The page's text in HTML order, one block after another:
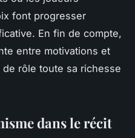
font progresser
En fin de compte,
entre motivations et
rôle toute sa richesse
dans le récit